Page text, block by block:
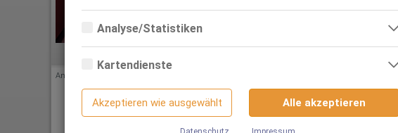
Essenzielle Cookies sind alle notwendigen Cookies, die für den Betrieb
werden. Die Webseite kann ohne diese Cookies nicht richtig
Analyse/Statistiken
Analyse- bzw. Statistikcookies sind Cookies, die der Analyse der
Zugriffsstatistiken dienen. Sie helfen den Webseiten-Besitzern zu
Informationen anonym gesammelt und gemeldet werden.
Google Analytics
Kartendienste
Wenn Sie Google Maps auf unserer Webseite nutzen, können
Informationen über Ihre Benutzung dieser Seite sowie Ihre IP-Adresse an
Akzeptieren wie ausgewählt Alle akzeptieren
Giulia im Studio 79
Studio 79
69, Franz b. Ihr, Schmu., Kuscheln, Körperküs.
Anzeige